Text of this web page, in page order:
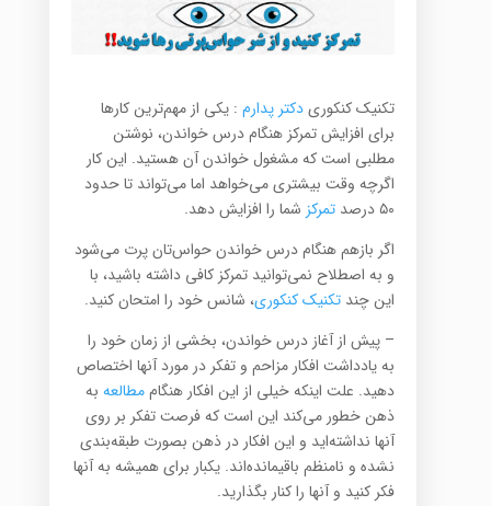
تکنیک کنکوریدکتر پدارم: یکی از مهم‌ترین کارها
برای افزایش تمرکز هنگام درس خواندن، نوشتن
مطلبی است که مشغول خواندن آن هستید. این کار
اگرچه وقت بیشتری می‌خواهد اما می‌تواند تا حدود
۵۰ درصد
تمرکز شما را افزایش دهد.
اگر بازهم هنگام درس خواندن حواس‌تان پرت می‌شود
و به اصطلاح نمی‌توانید تمرکز کافی داشته باشید، با
این چند تکنیک کنکوری، شانس خود را امتحان کنید.
– پیش از آغاز درس خواندن، بخشی از زمان خود را
به یادداشت افکار مزاحم و تفکر در مورد آنها اختصاص
دهید. علت اینکه خیلی از این افکار هنگاممطالعه به
ذهن خطور می‌کند این است که فرصت تفکر بر روی
آنها نداشته‌اید و این افکار در ذهن بصورت طبقه‌بندی
نشده و نامنظم باقیمانده‌اند. یکبار برای همیشه به آنها
فکر کنید و آنها را کنار بگذارید.